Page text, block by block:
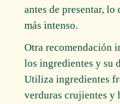
antes de presentar,
más intenso.
Otra recomendación
los ingredientes y su
Utiliza ingredientes
verduras crujientes y